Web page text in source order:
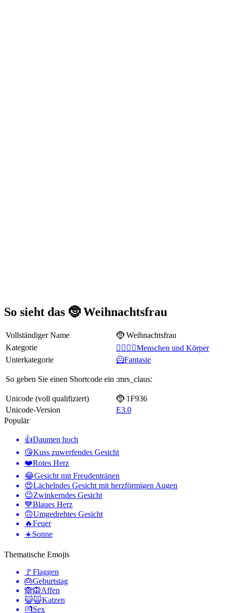
So sieht das 🤶 Weihnachtsfrau
Vollständiger Name
🤶 Weihnachtsfrau
Kategorie
👩‍❤️‍💋‍👨Menschen und Körper
Unterkategorie
🦸Fantasie
So geben Sie einen Shortcode ein :mrs_claus:
Unicode (voll qualifiziert)
🤶 1F936
Unicode-Version
E3.0
Populär
👍Daumen hoch
😘Kuss zuwerfendes Gesicht
❤️Rotes Herz
😂Gesicht mit Freudentränen
😍Lächelndes Gesicht mit herzförmigen Augen
😉Zwinkerndes Gesicht
💙Blaues Herz
🙃Umgedrehtes Gesicht
🔥Feuer
☀️Sonne
Thematische Emojis
🚩Flaggen
🎂Geburtstag
🙈🙉Affen
😺🙀Katzen
💏Sex